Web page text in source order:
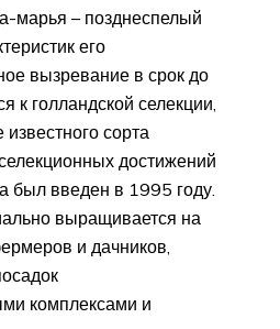
марья – позднеспелый
его
вызревание в срок до
к голландской селекции,
сорта
достижений
был введен в 1995 году.
выращивается на
и дачников,
комплексами и